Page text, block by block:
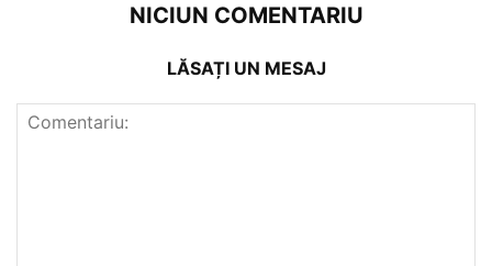
NICIUN COMENTARIU
LĂSAȚI UN MESAJ